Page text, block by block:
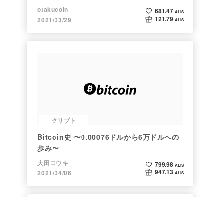
ト】
otakucoin
2021/03/29
681.47 ALIS
121.79 ALIS
クリプト
Bitcoin史 〜0.00076ドルから6万ドルへの
歩み〜
大田コウキ
2021/04/06
799.98 ALIS
947.13 ALIS